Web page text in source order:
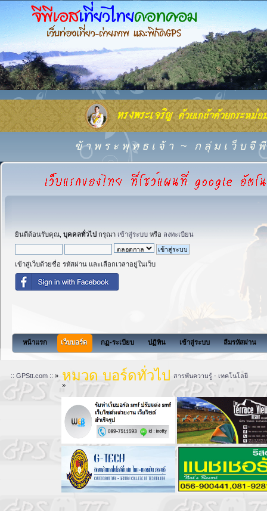
ข้ า พ ร ะ พุ ท ธ เ จ้ า ~ ก ลุ่ ม เ ว็ บ จี
ยินดีต้อนรับคุณ, บุคคลทั่วไป กรุณา เข้าสู่ระบบ หรือ ลงทะเบียน
เข้าสู่เว็บด้วยชื่อ รหัสผ่าน และเลือกเวลาอยู่ในเว็บ
หน้าแรก เว็บบอร์ด กฏ-ระเบียบ ปฏิทิน เข้าสู่ระบบ ลืมรหัสผ่าน
:: GPStt.com :: » หมวด บอร์ดทั่วไป
»
สารพันความรู้ - เทคโนโลยี
ลิ้ ง ค์ ก